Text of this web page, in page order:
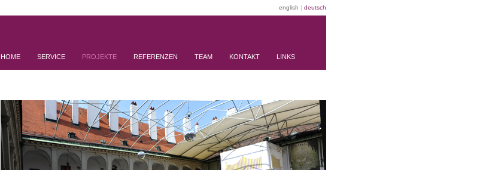
english | deutsch
HOME SERVICE PROJEKTE REFERENZEN TEAM KONTAKT LINKS